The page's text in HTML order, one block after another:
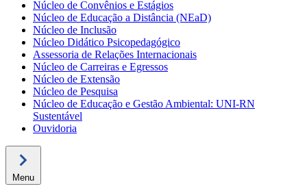
Núcleo de Convênios e Estágios
Núcleo de Educação a Distância (NEaD)
Núcleo de Inclusão
Núcleo Didático Psicopedagógico
Assessoria de Relações Internacionais
Núcleo de Carreiras e Egressos
Núcleo de Extensão
Núcleo de Pesquisa
Núcleo de Educação e Gestão Ambiental: UNI-RN
Sustentável
Ouvidoria
Menu